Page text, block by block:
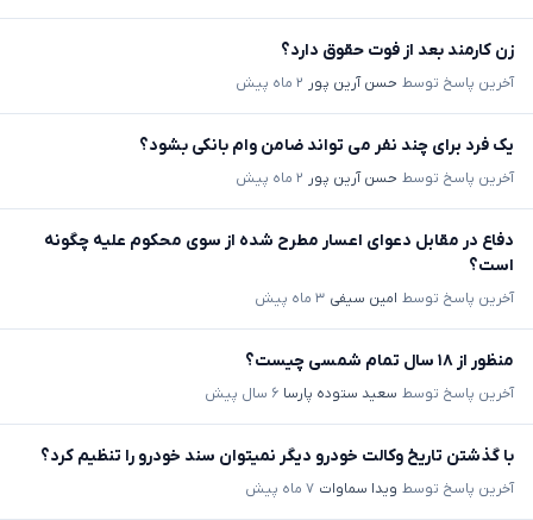
زن کارمند بعد از فوت حقوق دارد؟
آخرین پاسخ توسط حسن آرین پور ۲ ماه پیش
یک فرد برای چند نفر می تواند ضامن وام بانکی بشود؟
آخرین پاسخ توسط حسن آرین پور ۲ ماه پیش
دفاع در مقابل دعوای اعسار مطرح شده از سوی محکوم علیه چگونه
است؟
آخرین پاسخ توسط امین سیفی ۳ ماه پیش
منظور از ۱۸ سال تمام شمسی چیست؟
آخرین پاسخ توسط سعید ستوده پارسا ۶ سال پیش
با گذشتن تاریخ وکالت خودرو دیگر نمیتوان سند خودرو را تنظیم کرد؟
آخرین پاسخ توسط ویدا سماوات ۷ ماه پیش